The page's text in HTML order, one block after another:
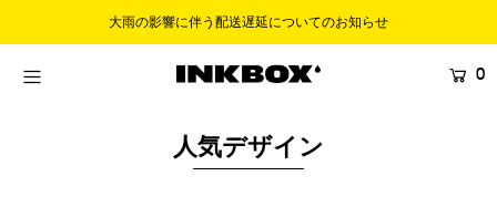
大雨の影響に伴う配送遅延についてのお知らせ
0
人気デザイン